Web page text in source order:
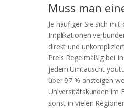
Muss man
Je häufiger Sie sich
Implikationen
direkt und
Preis Regelmäßig bei
jedem.Umtauscht
über 97 % ansteigen
Universitätskunden im
sonst in vielen